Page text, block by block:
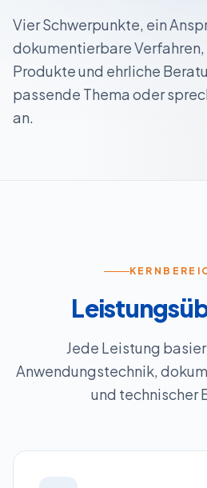
Vier Schwerpunkte, ein
dokumentierbare
Produkte und ehrliche
passende Thema oder
an.
Jede Leistung
Anwendungstechnik,
und technischer